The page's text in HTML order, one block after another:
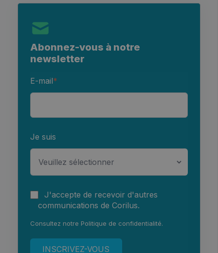
Abonnez-vous à notre
newsletter
E-mail*
Je suis
J'accepte de recevoir d'autres
communications de Corilus.
Consultez notre Politique de confidentialité.